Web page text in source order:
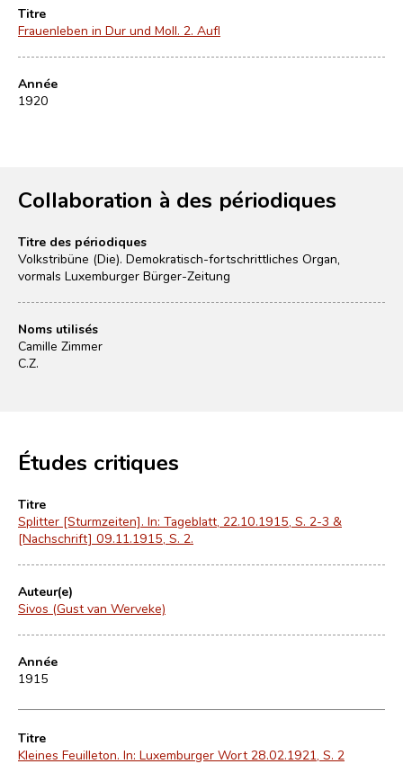
Titre
Frauenleben in Dur und Moll. 2. Aufl
Année
1920
Collaboration à des périodiques
Titre des périodiques
Volkstribüne (Die). Demokratisch-fortschrittliches Organ,
vormals Luxemburger Bürger-Zeitung
Noms utilisés
Camille Zimmer
C.Z.
Études critiques
Titre
Splitter [Sturmzeiten]. In: Tageblatt, 22.10.1915, S. 2-3 &
[Nachschrift] 09.11.1915, S. 2.
Auteur(e)
Sivos (Gust van Werveke)
Année
1915
Titre
Kleines Feuilleton. In: Luxemburger Wort 28.02.1921, S. 2